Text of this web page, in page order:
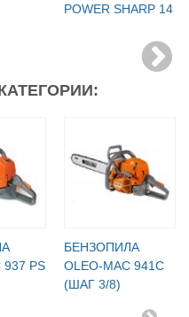
POWER SHARP 14
PS
БЕНЗОПИЛА
OLEO-МАC 941C
(ШАГ 3/8)